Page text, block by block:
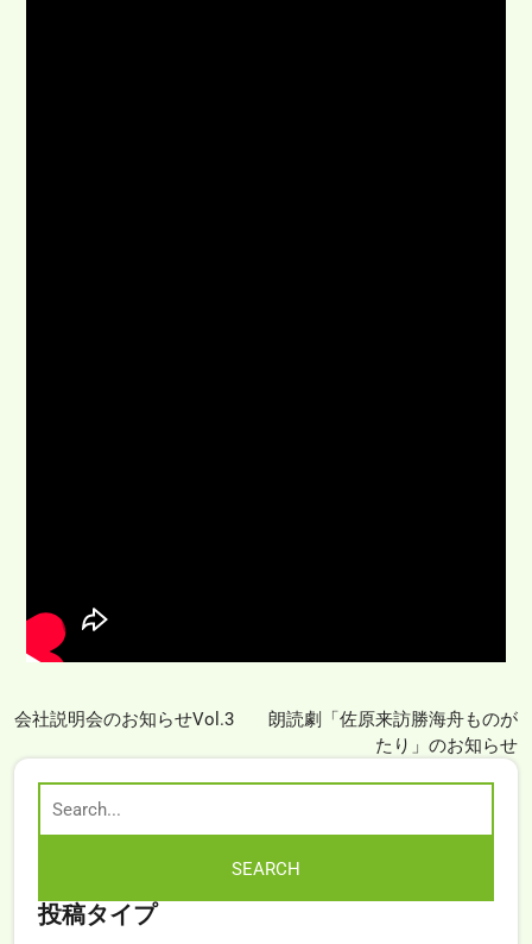
会社説明会のお知らせVol.3
朗読劇「佐原来訪勝海舟ものが
たり」のお知らせ
投稿タイプ